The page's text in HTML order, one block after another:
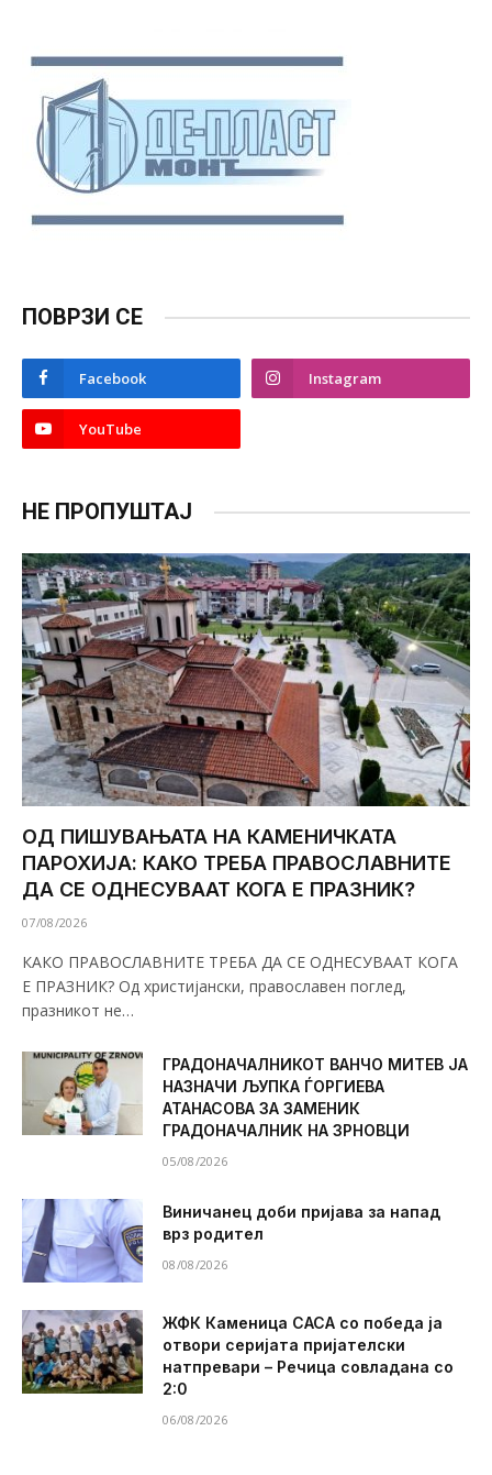
ПОВРЗИ СЕ
Facebook Instagram
YouTube
НЕ ПРОПУШТАЈ
ОД ПИШУВАЊАТА НА КАМЕНИЧКАТА
ПАРОХИЈА: КАКО ТРЕБА ПРАВОСЛАВНИТЕ
ДА СЕ ОДНЕСУВААТ КОГА Е ПРАЗНИК?
07/08/2026
КАКО ПРАВОСЛАВНИТЕ ТРЕБА ДА СЕ ОДНЕСУВААТ КОГА
Е ПРАЗНИК? Од христијански, православен поглед,
празникот не…
ГРАДОНАЧАЛНИКОТ ВАНЧО МИТЕВ ЈА
НАЗНАЧИ ЉУПКА ЃОРГИЕВА
АТАНАСОВА ЗА ЗАМЕНИК
ГРАДОНАЧАЛНИК НА ЗРНОВЦИ
05/08/2026
Виничанец доби пријава за напад
врз родител
08/08/2026
ЖФК Каменица САСА со победа ја
отвори серијата пријателски
натпревари – Речица совладана со
2:0
06/08/2026